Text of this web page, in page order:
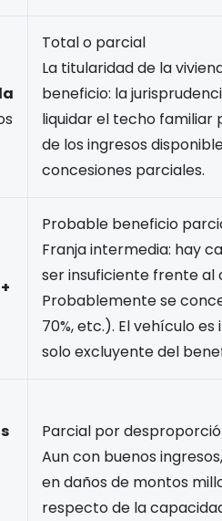
Total o parcial
La titularidad de la
beneficio: la
liquidar el techo familiar
de los ingresos
concesiones parciales.
Probable beneficio
Franja intermedia: hay
ser insuficiente frente
Probablemente se
70%, etc.). El vehículo
solo excluyente del
Parcial por
Aun con buenos
en daños de montos
respecto de la